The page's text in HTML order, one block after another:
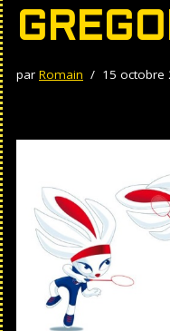
par Romain 15 octobre